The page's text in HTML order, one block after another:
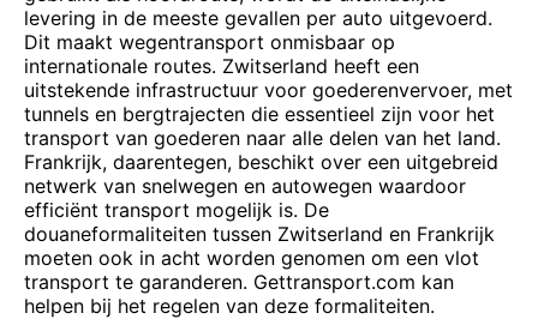
levering in de meeste gevallen per auto uitgevoerd.
Dit maakt wegentransport onmisbaar op
internationale routes. Zwitserland heeft een
uitstekende infrastructuur voor goederenvervoer, met
tunnels en bergtrajecten die essentieel zijn voor het
transport van goederen naar alle delen van het land.
Frankrijk, daarentegen, beschikt over een uitgebreid
netwerk van snelwegen en autowegen waardoor
efficiënt transport mogelijk is. De
douaneformaliteiten tussen Zwitserland en Frankrijk
moeten ook in acht worden genomen om een ​​vlot
transport te garanderen. Gettransport.com kan
helpen bij het regelen van deze formaliteiten.